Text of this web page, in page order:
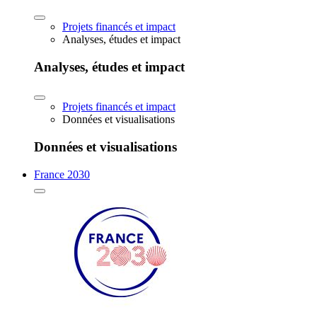
Projets financés et impact
Analyses, études et impact
Analyses, études et impact
Projets financés et impact
Données et visualisations
Données et visualisations
France 2030